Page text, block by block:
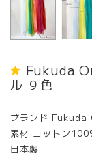
Fukuda
ル ９色
ブランド
素材:コットン
日本製.